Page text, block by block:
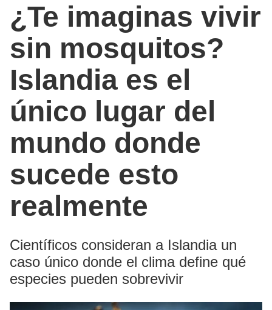
¿Te imaginas vivir
sin mosquitos?
Islandia es el
único lugar del
mundo donde
sucede esto
realmente
Científicos consideran a Islandia un
caso único donde el clima define qué
especies pueden sobrevivir